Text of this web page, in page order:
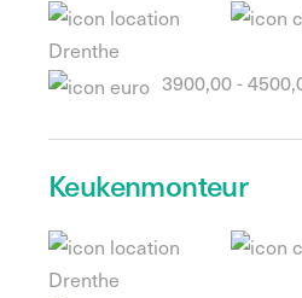
Drenthe
3900,00 -
Keukenmonteur
Drenthe